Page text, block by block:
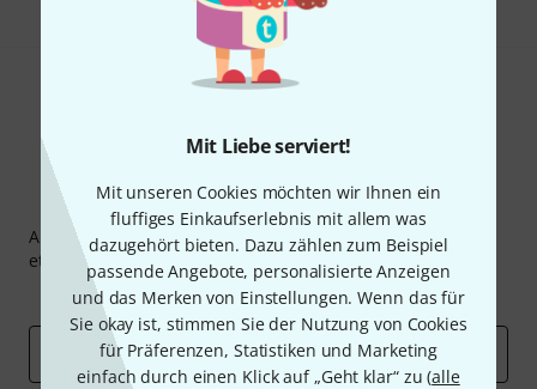
Mit Liebe serviert!
Mit unseren Cookies möchten wir Ihnen ein
fluffiges Einkaufserlebnis mit allem was
dazugehört bieten. Dazu zählen zum Beispiel
passende Angebote, personalisierte Anzeigen
und das Merken von Einstellungen. Wenn das für
Sie okay ist, stimmen Sie der Nutzung von Cookies
für Präferenzen, Statistiken und Marketing
einfach durch einen Klick auf „Geht klar“ zu (alle
Thomann Newsletter
Abonniere den Thomann Newsletter und gewinne mit
etwas Glück einen von 50 Gutscheinen über jeweils
Inspirierende Beiträge
Deals Thomann Insights
E-Mail-Adresse*